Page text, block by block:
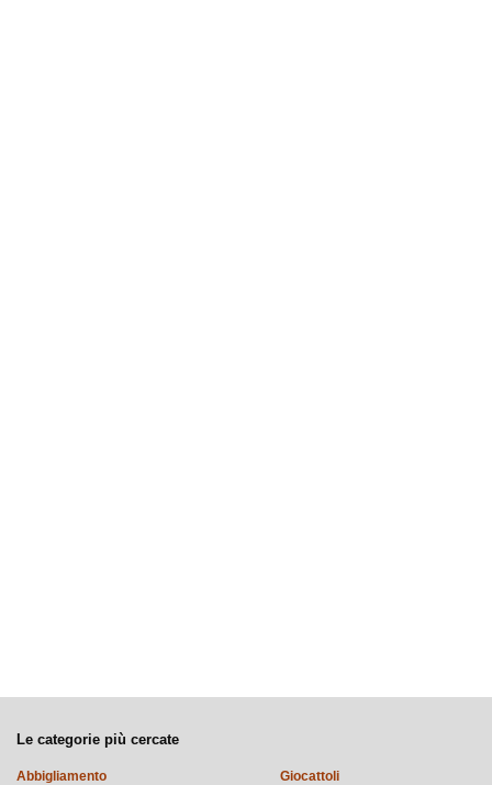
Le categorie più cercate
Abbigliamento
Giocattoli